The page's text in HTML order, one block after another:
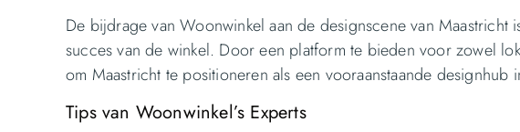
De bijdrage van Woonwinkel aan de designscene van
succes van de winkel. Door een platform te bieden voor zowel
om Maastricht te positioneren als een vooraanstaande designhub
Tips van Woonwinkel’s Experts